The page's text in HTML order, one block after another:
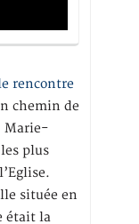
rencontre
chemin de
Marie-
plus
située en
était la